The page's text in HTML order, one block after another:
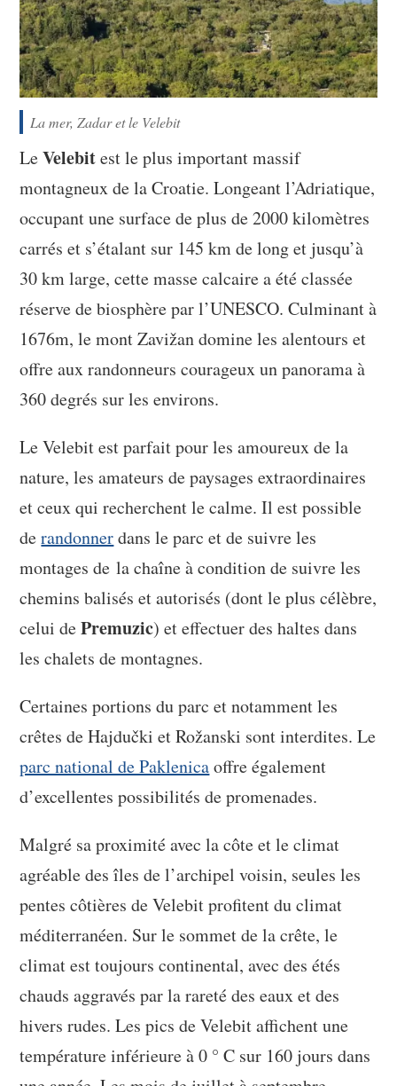
La mer, Zadar et le Velebit
LeVelebitest le plus important massif
montagneux de la Croatie. Longeant l’Adriatique,
occupant une surface de plus de 2000 kilomètres
carrés et s’étalant sur 145 km de long et jusqu’à
30 km large, cette masse calcaire a été classée
réserve de biosphère par l’UNESCO. Culminant à
1676m, le mont Zavižan domine les alentours et
offre aux randonneurs courageux un panorama à
360 degrés sur les environs.
Le Velebit est parfait pour les amoureux de la
nature, les amateurs de paysages extraordinaires
et ceux qui recherchent le calme. Il est possible
derandonnerdans le parc et de suivre les
montages de la chaîne à condition de suivre les
chemins balisés et autorisés (dont le plus célèbre,
celui dePremuzic) et effectuer des haltes dans
les chalets de montagnes.
Certaines portions du parc et notamment les
crêtes de Hajdučki et Rožanski sont interdites. Le
parc national de Paklenicaoffre également
d’excellentes possibilités de promenades.
Malgré sa proximité avec la côte et le climat
agréable des îles de l’archipel voisin, seules les
pentes côtières de Velebit profitent du climat
méditerranéen. Sur le sommet de la crête, le
climat est toujours continental, avec des étés
chauds aggravés par la rareté des eaux et des
hivers rudes. Les pics de Velebit affichent une
température inférieure à 0 ° C sur 160 jours dans